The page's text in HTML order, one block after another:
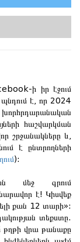
ի իր էջում
է, որ 2024
հաշվարկման
շրջանակները և,
է ընտրողների
):
մեջ գրում
է! Կիսվեք
քան 12 տարի»:
տեքստը.
թղթի վրա թանաքը